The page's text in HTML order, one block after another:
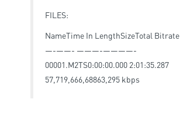
FILES:
NameTime In LengthSizeTotal Bitrate
—-——- ———-————-
00001.M2TS0:00:00.000 2:01:35.287
57,719,666,68863,295 kbps